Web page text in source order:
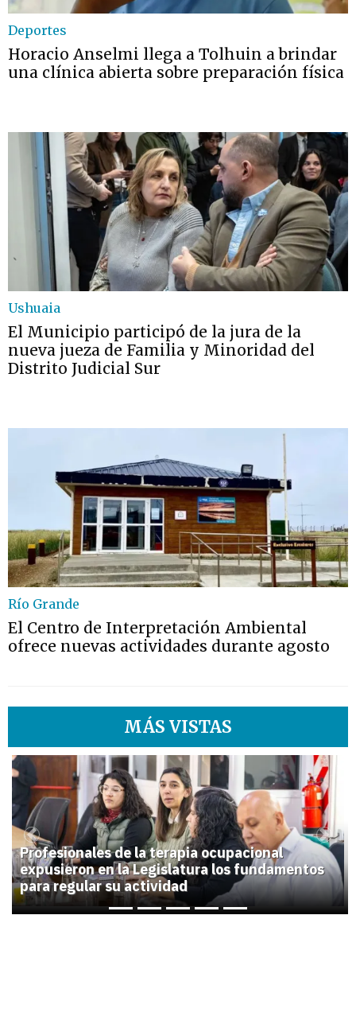
Deportes
Horacio Anselmi llega a Tolhuin a brindar
una clínica abierta sobre preparación física
Ushuaia
El Municipio participó de la jura de la
nueva jueza de Familia y Minoridad del
Distrito Judicial Sur
Río Grande
El Centro de Interpretación Ambiental
ofrece nuevas actividades durante agosto
MÁS VISTAS
1
Profesionales de la terapia ocupacional
expusieron en la Legislatura los fundamentos
para regular su actividad
Previous Next